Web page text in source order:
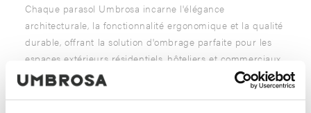
Chaque parasol Umbrosa incarne l'élégance
architecturale, la fonctionnalité ergonomique et la qualité
durable, offrant la solution d'ombrage parfaite pour les
espaces extérieurs résidentiels, hôteliers et commerciaux.
Notre équipe se réjouit de rencontrer la communauté
internationale du design et de l'architecture pour